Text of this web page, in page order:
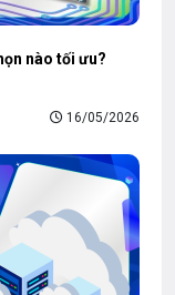
nào tối ưu?
16/05/2026